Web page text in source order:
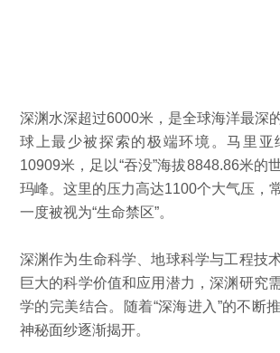
深渊水深超过6000米，是全球海洋最深
球上最少被探索的极端环境。马里亚
10909米，足以“吞没”海拔8848.86米的
玛峰。这里的压力高达1100个大气压，
一度被视为“生命禁区”。
深渊作为生命科学、地球科学与工程技
巨大的科学价值和应用潜力，深渊研究
学的完美结合。随着“深海进入”的不断
神秘面纱逐渐揭开。